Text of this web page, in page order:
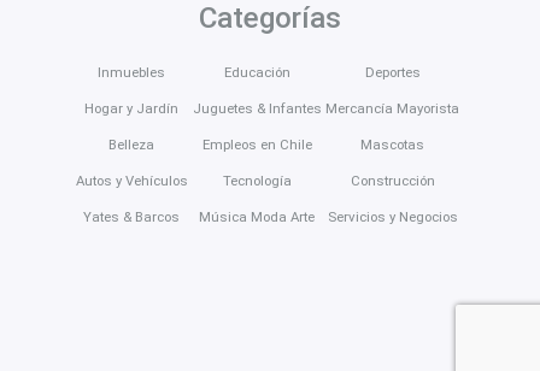
Categorías
Inmuebles
Hogar y Jardín
Belleza
Autos y Vehículos
Yates & Barcos
Educación
Juguetes & Infantes
Empleos en Chile
Tecnología
Música Moda Arte
Deportes
Mercancía Mayorista
Mascotas
Construcción
Servicios y Negocios